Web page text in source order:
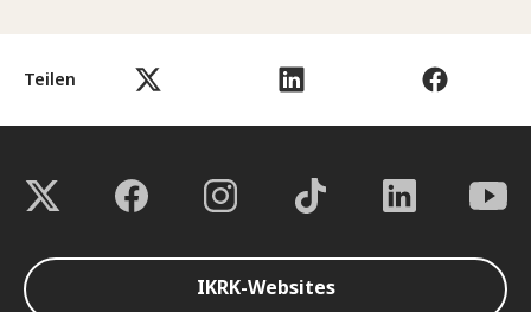
Teilen
IKRK-Websites